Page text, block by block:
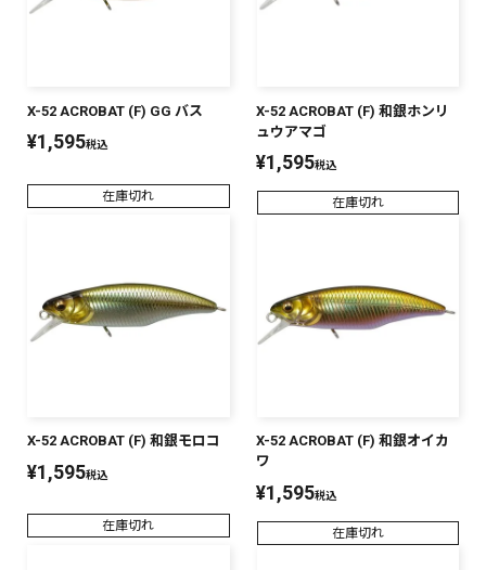
X-52 ACROBAT (F) GG バス
¥1,595税込
在庫切れ
X-52 ACROBAT (F) 和銀ホンリ
ュウアマゴ
¥1,595税込
在庫切れ
X-52 ACROBAT (F) 和銀モロコ
¥1,595税込
在庫切れ
X-52 ACROBAT (F) 和銀オイカ
ワ
¥1,595税込
在庫切れ